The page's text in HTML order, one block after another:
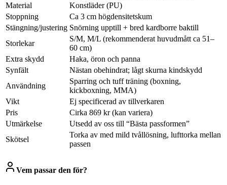
Material
Konstläder (PU)
Stoppning
Ca 3 cm högdensitetskum
Stängning/justering Snörning upptill + bred kardborre baktill
Storlekar
S/M, M/L (rekommenderat huvudmått ca 51–
60 cm)
Extra skydd
Haka, öron och panna
Synfält
Nästan obehindrat; lågt skurna kindskydd
Användning
Sparring och tuff träning (boxning,
kickboxning, MMA)
Vikt
Ej specificerad av tillverkaren
Pris
Cirka 869 kr (kan variera)
Utmärkelse
Utsedd av oss till “Bästa passformen”
Skötsel
Torka av med mild tvållösning, lufttorka mellan
passen
Vem passar den för?